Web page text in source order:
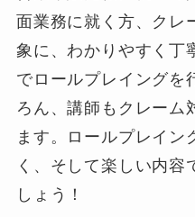
面業務に就く方、クレ
象に、わかりやすく丁
でロールプレイングを
ろん、講師もクレーム
ます。ロールプレイン
く、そして楽しい内容
しょう！